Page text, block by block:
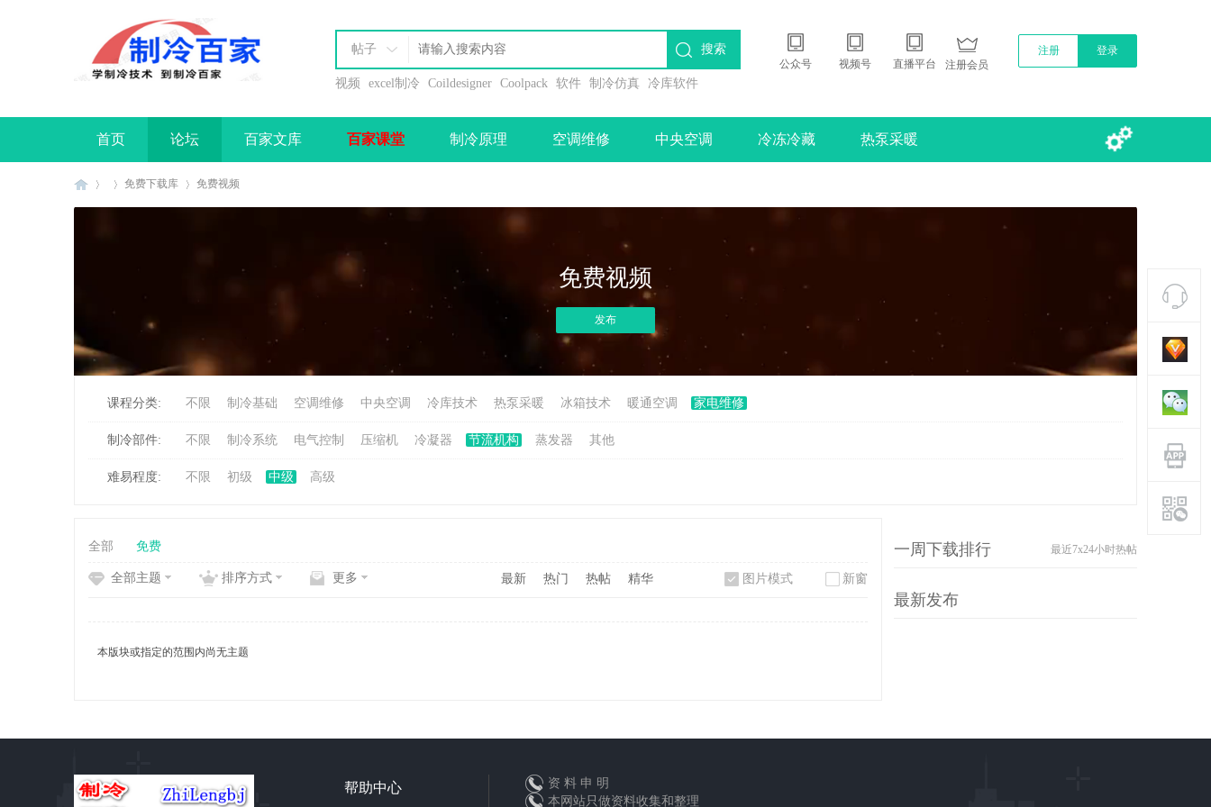
帖子 搜索
视频 excel制冷 Coildesigner Coolpack 软件 制冷仿真 冷库软件
公众号 视频号 直播平台 注册会员
注册 登录
首页 论坛 百家文库 百家课堂 制冷原理 空调维修 中央空调 冷冻冷藏 热泵采暖
办理会员
家
免费下载库 免费视频
免费视频
发布
课程分类: 不限 制冷基础 空调维修 中央空调 冷库技术 热泵采暖 冰箱技术 暖通空调 家电维修
制冷部件: 不限 制冷系统 电气控制 压缩机 冷凝器 节流机构 蒸发器 其他
难易程度: 不限 初级 中级 高级
全部 免费
新窗
全部主题 排序方式 更多 最新 热门 热帖 精华 图片模式
本版块或指定的范围内尚无主题
一周下载排行 最近7x24小时热帖
最新发布
帮助中心
资 料 申 明
本网站只做资料收集和整理